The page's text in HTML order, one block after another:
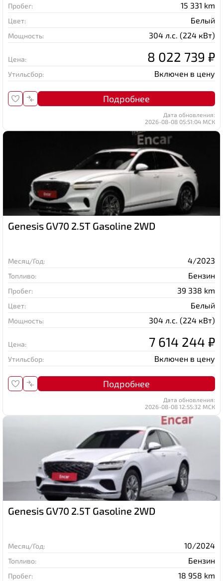
Пробег: 15 331 km
Цвет: Белый
Мощность: 304 л.с. (224 кВт)
Цена: 8 022 739 ₽
Утильсбор: Включен в цену
Подробнее
Дата обновления:
2026-08-08 05:51:04 МСК
Genesis GV70 2.5T Gasoline 2WD
Месяц/Год: 4/2023
Топливо: Бензин
Пробег: 39 338 km
Цвет: Белый
Мощность: 304 л.с. (224 кВт)
Цена: 7 614 244 ₽
Утильсбор: Включен в цену
Подробнее
Дата обновления:
2026-08-08 12:55:32 МСК
Genesis GV70 2.5T Gasoline 2WD
Месяц/Год: 10/2024
Топливо: Бензин
Пробег: 18 958 km